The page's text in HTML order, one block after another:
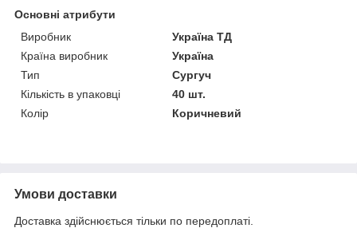
Основні атрибути
Виробник
Україна ТД
Країна виробник
Україна
Тип
Сургуч
Кількість в упаковці
40 шт.
Колір
Коричневий
Умови доставки
Доставка здійснюється тільки по передоплаті.